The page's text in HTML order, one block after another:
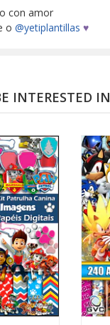
con amor
o @yetiplantillas ♥
INTERESTED IN